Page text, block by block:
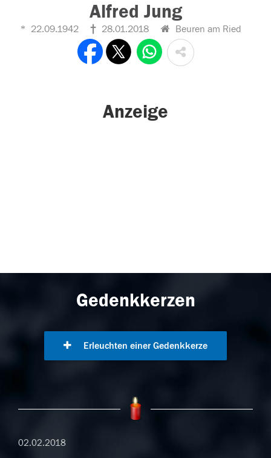
Alfred Jung
22.09.1942 28.01.2018 Beuren am Ried
Anzeige
Gedenkkerzen
Erleuchten einer Gedenkkerze
02.02.2018